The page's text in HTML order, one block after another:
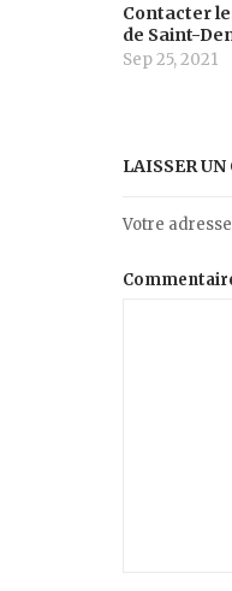
Contacter
de Saint-
Sep 25, 2021
LAISSER
Votre